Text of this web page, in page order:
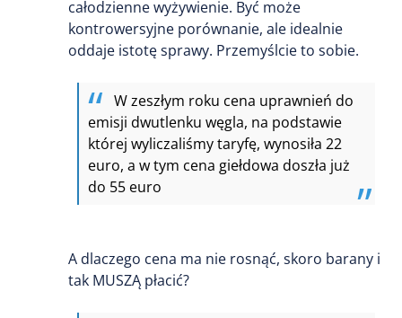
całodzienne wyżywienie. Być może
kontrowersyjne porównanie, ale idealnie
oddaje istotę sprawy. Przemyślcie to sobie.
W zeszłym roku cena uprawnień do
emisji dwutlenku węgla, na podstawie
której wyliczaliśmy taryfę, wynosiła 22
euro, a w tym cena giełdowa doszła już
do 55 euro
A dlaczego cena ma nie rosnąć, skoro barany i
tak MUSZĄ płacić?